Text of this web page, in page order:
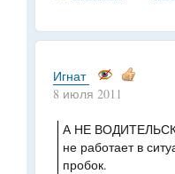
Игнат
8 июля 2011
А НЕ
не работает в
пробок.